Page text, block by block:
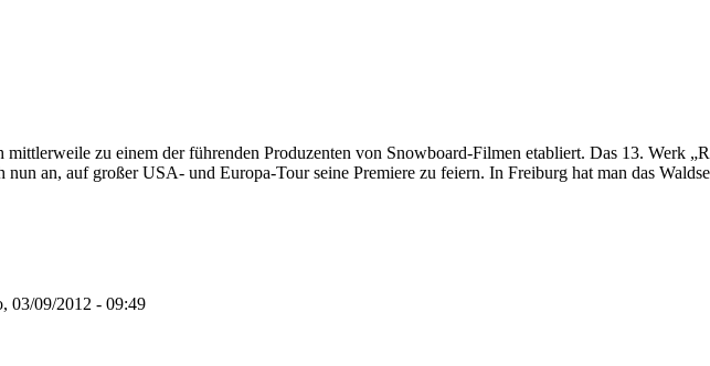
mittlerweile zu einem der führenden Produzenten von Snowboard-Filmen etabliert. Das 13. Werk
an, auf großer USA- und Europa-Tour seine Premiere zu feiern. In Freiburg hat man das
03/09/2012 - 09:49